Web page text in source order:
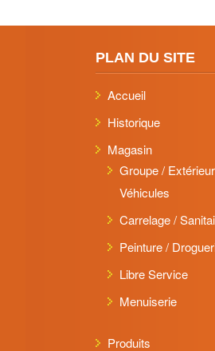
PLAN DU SITE
Accueil
Historique
Magasin
Groupe /
Véhicules
Carrelage /
Peinture /
Libre Service
Menuiserie
Produits